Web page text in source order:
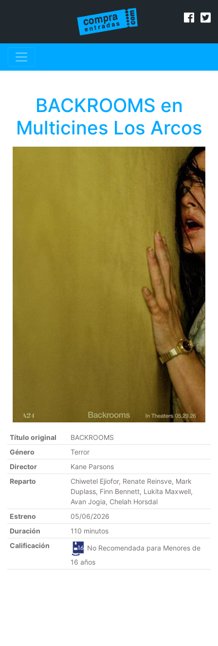
BACKROOMS en
Multicines Los Arcos
Título original
BACKROOMS
Género
Terror
Director
Kane Parsons
Reparto
Chiwetel Ejiofor, Renate Reinsve, Mark
Duplass, Finn Bennett, Lukita Maxwell,
Avan Jogia, Chelah Horsdal
Estreno
05/06/2026
Duración
110 minutos
Calificación
No Recomendada para Menores de
16 años